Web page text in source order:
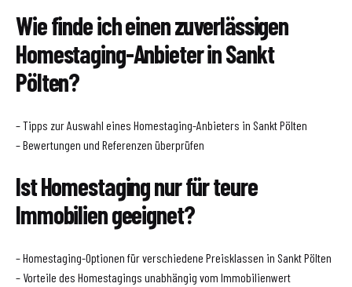
Wie finde ich einen zuverlässigen
Homestaging-Anbieter in Sankt
Pölten?
– Tipps zur Auswahl eines Homestaging-Anbieters in Sankt Pölten
– Bewertungen und Referenzen überprüfen
Ist Homestaging nur für teure
Immobilien geeignet?
– Homestaging-Optionen für verschiedene Preisklassen in Sankt Pölten
– Vorteile des Homestagings unabhängig vom Immobilienwert